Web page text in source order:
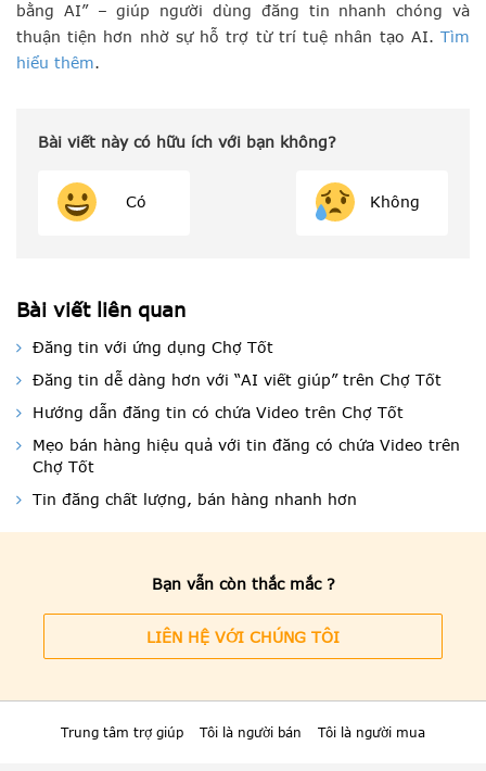
bằng AI” – giúp người dùng đăng tin nhanh chóng và
thuận tiện hơn nhờ sự hỗ trợ từ trí tuệ nhân tạo AI. Tìm
hiểu thêm.
Bài viết này có hữu ích với bạn không?
Có Không
Bài viết liên quan
Đăng tin với ứng dụng Chợ Tốt
Đăng tin dễ dàng hơn với “AI viết giúp” trên Chợ Tốt
Hướng dẫn đăng tin có chứa Video trên Chợ Tốt
Mẹo bán hàng hiệu quả với tin đăng có chứa Video trên
Chợ Tốt
Tin đăng chất lượng, bán hàng nhanh hơn
Bạn vẫn còn thắc mắc ?
LIÊN HỆ VỚI CHÚNG TÔI
Trung tâm trợ giúp Tôi là người bán Tôi là người mua